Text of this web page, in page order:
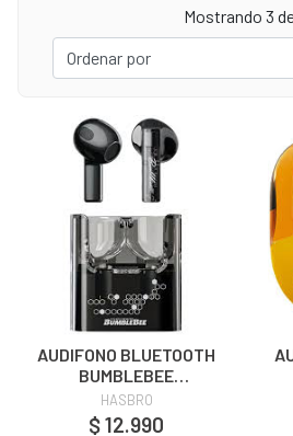
Mostrando 3
AUDIFONO BLUETOOTH
BUMBLEBEE
TRANSFORMERS TF-
T08
HASBRO
$ 12.990